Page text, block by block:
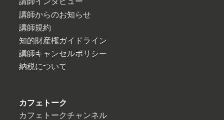
講師からのお知らせ
講師規約
知的財産権ガイドライン
講師キャンセルポリシー
納税について
カフェトーク
カフェトークチャンネル